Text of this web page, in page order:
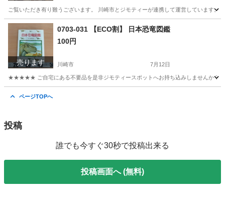
ご覧いただき有り難うございます。 川崎市とジモティーが連携して運営していま
神奈川 川崎市 リユース
売ります
0703-031 【ECO割】 日本恐竜図鑑
100円
川崎市 7月12日
★★★★★ ご自宅にある不要品を是非ジモティースポットへお持ち込みしませんか？
ページTOPへ
投稿
誰でも今すぐ30秒で投稿出来る
投稿画面へ (無料)